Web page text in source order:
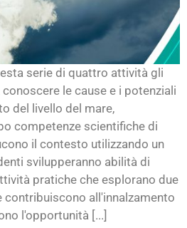
serie di quattro attività gli
le cause e i potenziali
del livello del mare,
competenze scientifiche di
il contesto utilizzando un
svilupperanno abilità di
pratiche che esplorano due
all'innalzamento
l'opportunità [...]